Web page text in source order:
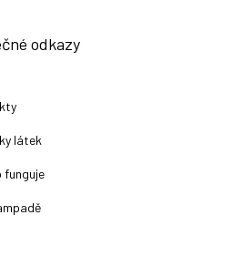
odkazy
látek
funguje